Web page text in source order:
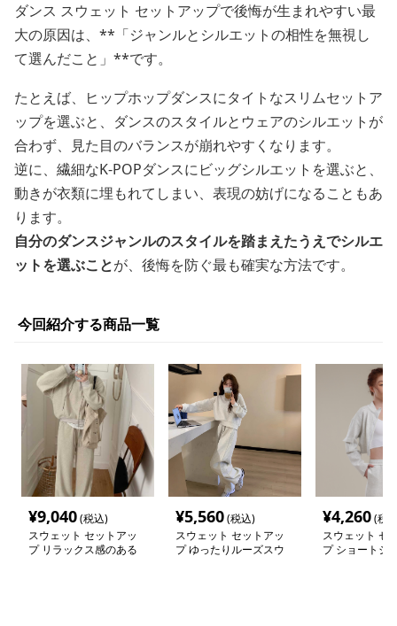
ダンス スウェット セットアップで後悔が生まれやすい最
大の原因は、**「ジャンルとシルエットの相性を無視し
て選んだこと」**です。
たとえば、ヒップホップダンスにタイトなスリムセットア
ップを選ぶと、ダンスのスタイルとウェアのシルエットが
合わず、見た目のバランスが崩れやすくなります。
逆に、繊細なK-POPダンスにビッグシルエットを選ぶと、
動きが衣類に埋もれてしまい、表現の妨げになることもあ
ります。
自分のダンスジャンルのスタイルを踏まえたうえでシルエ
ットを選ぶことが、後悔を防ぐ最も確実な方法です。
今回紹介する商品一覧
¥9,040(税込)
スウェット セットアッ
プ リラックス感のある
¥5,560(税込)
スウェット セットアッ
プ ゆったりルーズスウ
¥4,260(税
スウェット セ
プ ショートジ